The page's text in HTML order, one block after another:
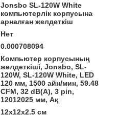
Jonsbo SL-120W White
компьютерлік корпусына
арналған желдеткіш
Нет
0.000708094
Компьютер корпусының
желдеткіші, Jonsbo, SL-
120W, SL-120W White, LED
120 мм, 1500 айн/мин, 59.48
CFM, 32 dB(A), 3 pin,
12012025 мм, Ақ
12х12х2.5 см